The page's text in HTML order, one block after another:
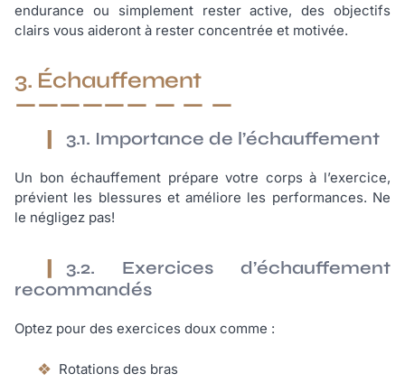
endurance ou simplement rester active, des objectifs
clairs vous aideront à rester concentrée et motivée.
3. Échauffement
3.1. Importance de l’échauffement
Un bon échauffement prépare votre corps à l’exercice,
prévient les blessures et améliore les performances. Ne
le négligez pas!
3.2. Exercices d’échauffement
recommandés
Optez pour des exercices doux comme :
Rotations des bras